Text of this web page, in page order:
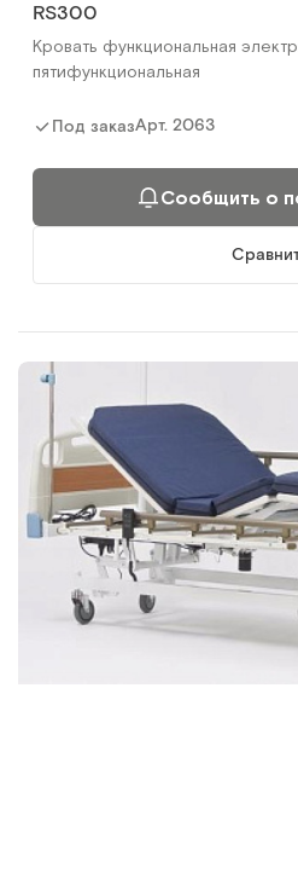
RS300
Кровать функциональная
пятифункциональная
Под заказАрт. 2063
Сообщить о